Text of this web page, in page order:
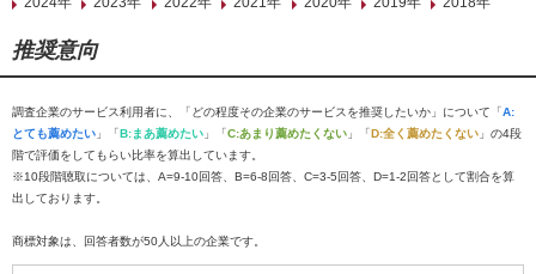
推奨意向
調査企業のサービス利用者に、「どの程度その企業のサービスを推奨したいか」について「A:
とても薦めたい 」「B:まあ薦めたい 」「C:あまり薦めたくない 」「D:全く薦めたくない 」の4段
階で評価をしてもらい比率を算出しています。
※10段階聴取については、A=9-10回答、B=6-8回答、C=3-5回答、D=1-2回答として割合を算
出しております。
商標対象は、回答者数が50人以上の企業です。